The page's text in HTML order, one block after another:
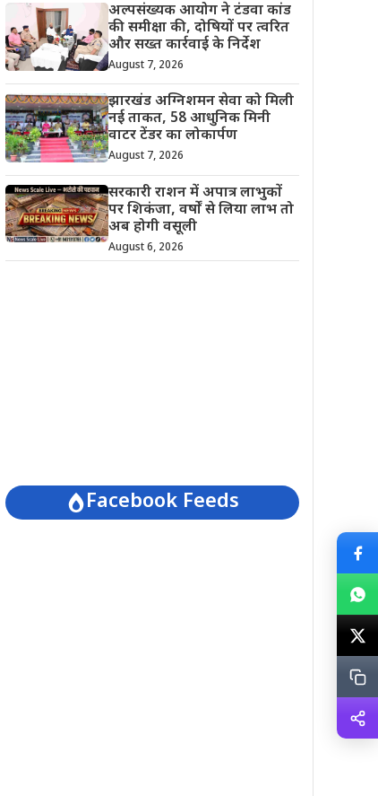
अल्पसंख्यक आयोग ने टंडवा कांड
की समीक्षा की, दोषियों पर त्वरित
और सख्त कार्रवाई के निर्देश
August 7, 2026
झारखंड अग्निशमन सेवा को मिली
नई ताकत, 58 आधुनिक मिनी
वाटर टेंडर का लोकार्पण
August 7, 2026
सरकारी राशन में अपात्र लाभुकों
पर शिकंजा, वर्षों से लिया लाभ तो
अब होगी वसूली
August 6, 2026
Facebook Feeds